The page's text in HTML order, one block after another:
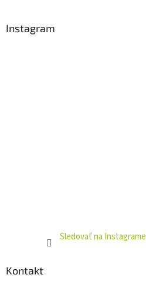
Instagram
Sledovať na Instagrame
Kontakt